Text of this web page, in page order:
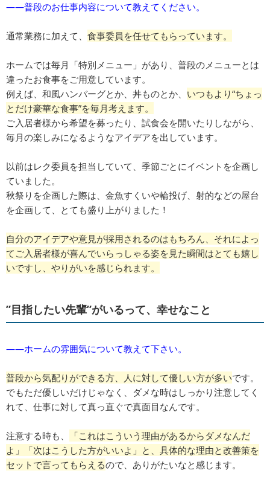
――普段のお仕事内容について教えてください。
通常業務に加えて、 食事委員を任せてもらっています。
ホームでは毎月「特別メニュー」があり、普段のメニューとは
違ったお食事をご用意しています。
例えば、和風ハンバーグとか、丼ものとか、 いつもより“ちょっ
とだけ豪華な食事”を毎月考えます。
ご入居者様から希望を募ったり、試食会を開いたりしながら、
毎月の楽しみになるようなアイデアを出しています。
以前はレク委員を担当していて、季節ごとにイベントを企画し
ていました。
秋祭りを企画した際は、金魚すくいや輪投げ、射的などの屋台
を企画して、とても盛り上がりました！
自分のアイデアや意見が採用されるのはもちろん、それによっ
てご入居者様が喜んでいらっしゃる姿を見た瞬間はとても嬉し
いですし、やりがいを感じられます。
”目指したい先輩”がいるって、幸せなこと
――ホームの雰囲気について教えて下さい。
普段から気配りができる方、人に対して優しい方が多いです。
でもただ優しいだけじゃなく、ダメな時はしっかり注意してく
れて、仕事に対して真っ直ぐで真面目なんです。
注意する時も、
「これはこういう理由があるからダメなんだ
よ」「次はこうした方がいいよ」と、具体的な理由と改善策を
セットで言ってもらえるので、ありがたいなと感じます。